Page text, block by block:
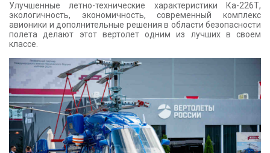
Улучшенные летно-технические характеристики Ка-226Т,
экологичность, экономичность, современный комплекс
авионики и дополнительные решения в области безопасности
полета делают этот вертолет одним из лучших в своем
классе.